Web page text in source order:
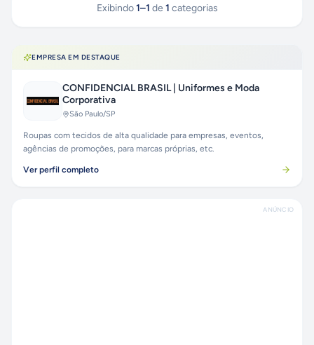
Exibindo 1–1 de 1 categorias
EMPRESA EM DESTAQUE
CONFIDENCIAL BRASIL | Uniformes e Moda
Corporativa
São Paulo/SP
Roupas com tecidos de alta qualidade para empresas, eventos,
agências de promoções, para marcas próprias, etc.
Ver perfil completo
ANÚNCIO